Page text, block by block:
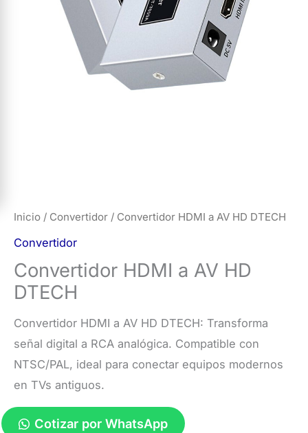
Inicio / Convertidor / Convertidor HDMI a AV HD DTECH
Convertidor
Convertidor HDMI a AV HD
DTECH
Convertidor HDMI a AV HD DTECH: Transforma
señal digital a RCA analógica. Compatible con
NTSC/PAL, ideal para conectar equipos modernos
en TVs antiguos.
Cotizar por WhatsApp